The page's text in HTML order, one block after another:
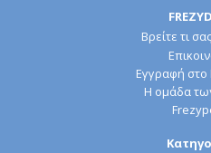
Βρείτε τι
Εγγραφή
Η ομάδα